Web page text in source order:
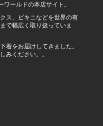
ールドの本店サイト。
ス、ビキニなどを世界の有
で幅広く取り扱っていま
着をお届けしてきました。
みください。。